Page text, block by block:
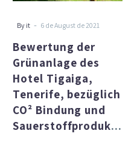
bezüglich
und
By it - 6 de August de 2021
Bewertung der
Grünanlage des
Hotel Tigaiga,
Tenerife, bezüglich
CO² Bindung und
Sauerstoffproduktion